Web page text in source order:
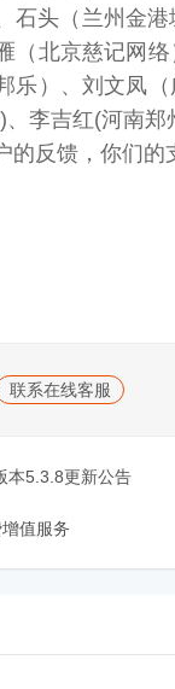
石头（兰州金
（北京慈记网
乐）、刘文凤
李吉红(河南
的反馈，你们的
联系在线客服
本5.3.8更新公告
值服务